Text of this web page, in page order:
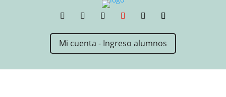
Mi cuenta - Ingreso alumnos